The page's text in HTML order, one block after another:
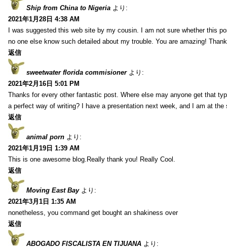
Ship from China to Nigeria より:
2021年1月28日 4:38 AM
I was suggested this web site by my cousin. I am not sure whether this
no one else know such detailed about my trouble. You are amazing!
返信
sweetwater florida commisioner より:
2021年2月16日 5:01 PM
Thanks for every other fantastic post. Where else may anyone get that
a perfect way of writing? I have a presentation next week, and I am at the
返信
animal porn より:
2021年1月19日 1:39 AM
This is one awesome blog.Really thank you! Really Cool.
返信
Moving East Bay より:
2021年3月1日 1:35 AM
nonetheless, you command get bought an shakiness over
返信
ABOGADO FISCALISTA EN TIJUANA より: